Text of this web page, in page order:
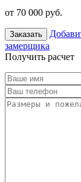
от 70 000 руб.
Заказать
замерщика
Получить расчет